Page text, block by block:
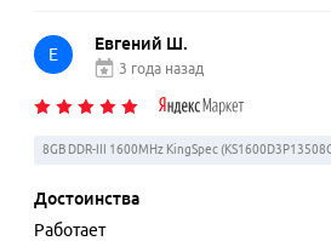
Е
Евгений Ш.
3 года назад
8GB DDR-III 1600MHz KingSpec
Достоинства
Работает